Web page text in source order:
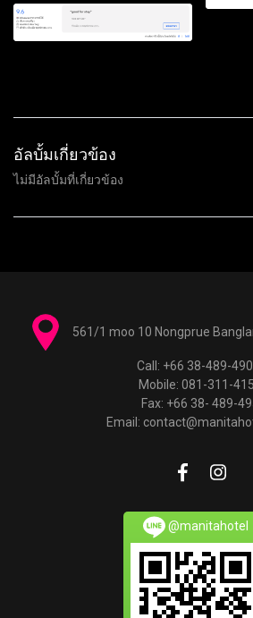
อัลบั้มเกี่ยวข้อง
ไม่มีอัลบั้มที่เกี่ยวข้อง
561/1 moo 10 Nongprue
Call: +66 38-489-
Mobile: 081-311-
Fax: +66 38- 489-
Email:
@manitahotel